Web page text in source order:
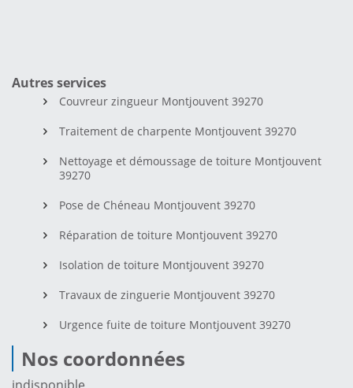
Autres services
Couvreur zingueur Montjouvent 39270
Traitement de charpente Montjouvent 39270
Nettoyage et démoussage de toiture Montjouvent
39270
Pose de Chéneau Montjouvent 39270
Réparation de toiture Montjouvent 39270
Isolation de toiture Montjouvent 39270
Travaux de zinguerie Montjouvent 39270
Urgence fuite de toiture Montjouvent 39270
Nos coordonnées
indisponible